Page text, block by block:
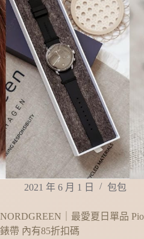
2021 年 6 月 1 日 包包
NORDGREEN｜最愛夏日單品
錶帶 內有85折扣碼